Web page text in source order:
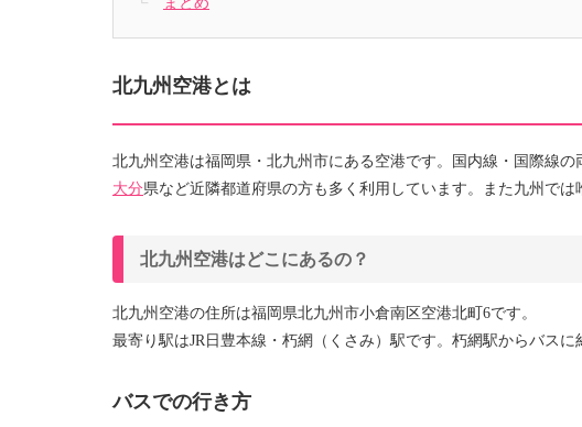
北九州空港とは
北九州空港は福岡県・北九州市にある空港です。国内線・国際線の
大分県など近隣都道府県の方も多く利用しています。また九州では
北九州空港はどこにあるの？
北九州空港の住所は福岡県北九州市小倉南区空港北町6です。
最寄り駅はJR日豊本線・朽網（くさみ）駅です。朽網駅からバスに
バスでの行き方